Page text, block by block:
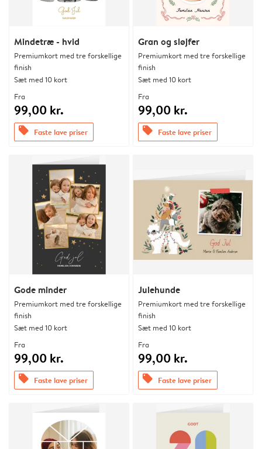
Mindetræ - hvid
Premiumkort med tre forskellige
finish
Sæt med 10 kort
Fra
99,00 kr.
offers Faste lave priser
Gran og sløjfer
Premiumkort med tre forskellige
finish
Sæt med 10 kort
Fra
99,00 kr.
offers Faste lave priser
Gode minder
Premiumkort med tre forskellige
finish
Sæt med 10 kort
Fra
99,00 kr.
offers Faste lave priser
Julehunde
Premiumkort med tre forskellige
finish
Sæt med 10 kort
Fra
99,00 kr.
offers Faste lave priser